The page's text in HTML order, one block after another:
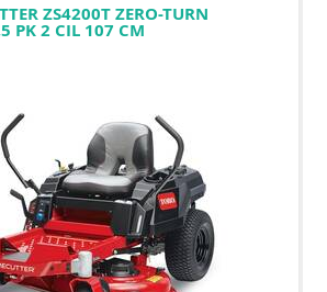
ZS4200T ZERO-TURN
PK 2 CIL 107 CM